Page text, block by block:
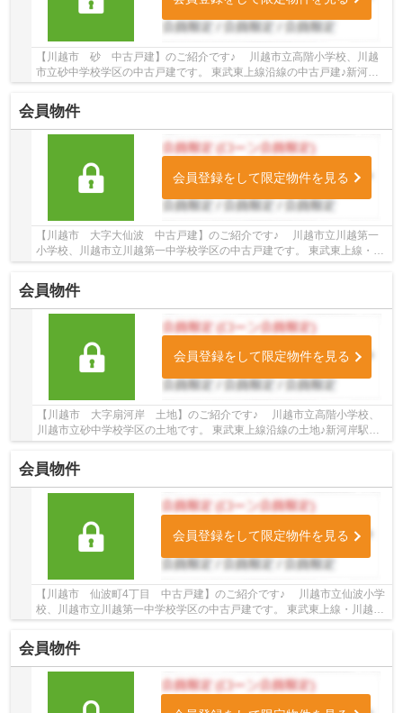
【川越市 砂 中古戸建】のご紹介です♪ 川越市立高階小学校、川越
市立砂中学校学区の中古戸建です。 東武東上線沿線の中古戸建♪新河岸
駅徒歩14分の中古戸建です。 お気軽にトゥルー...
会員物件
会員登録をして限定物件を見る
【川越市 大字大仙波 中古戸建】のご紹介です♪ 川越市立川越第一
小学校、川越市立川越第一中学校学区の中古戸建です。 東武東上線・川
越線沿線の中古戸建♪川越駅徒歩29分の中古戸...
会員物件
会員登録をして限定物件を見る
【川越市 大字扇河岸 土地】のご紹介です♪ 川越市立高階小学校、
川越市立砂中学校学区の土地です。 東武東上線沿線の土地♪新河岸駅徒
歩11分の土地です。 お気軽にトゥルーズホ...
会員物件
会員登録をして限定物件を見る
【川越市 仙波町4丁目 中古戸建】のご紹介です♪ 川越市立仙波小学
校、川越市立川越第一中学校学区の中古戸建です。 東武東上線・川越線
会員物件